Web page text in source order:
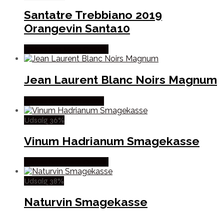
Santatre Trebbiano 2019
Orangevin Santa10
Jean Laurent Blanc Noirs Magnum
Udsalg 36%
Vinum Hadrianum Smagekasse
Udsalg 38%
Naturvin Smagekasse